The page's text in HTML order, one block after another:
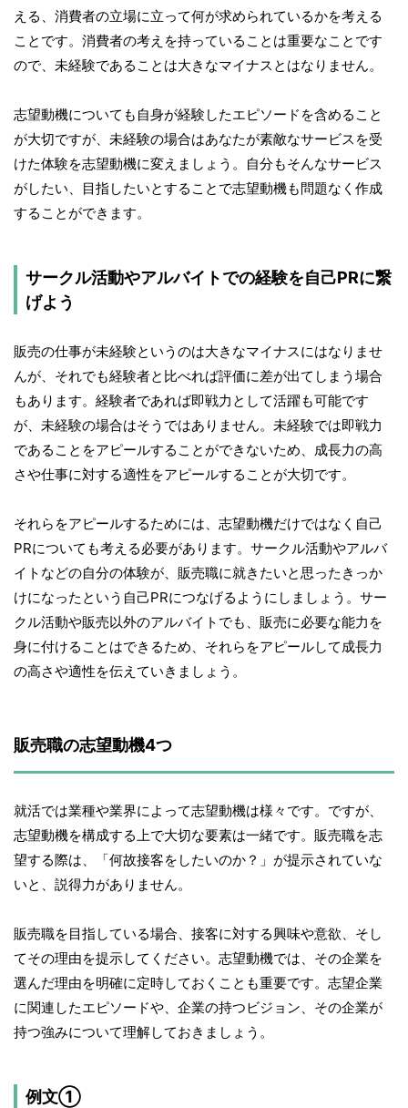
える、消費者の立場に立って何が求められているかを考える
ことです。消費者の考えを持っていることは重要なことです
ので、未経験であることは大きなマイナスとはなりません。
志望動機についても自身が経験したエピソードを含めること
が大切ですが、未経験の場合はあなたが素敵なサービスを受
けた体験を志望動機に変えましょう。自分もそんなサービス
がしたい、目指したいとすることで志望動機も問題なく作成
することができます。
サークル活動やアルバイトでの経験を自己PRに繋
げよう
販売の仕事が未経験というのは大きなマイナスにはなりませ
んが、それでも経験者と比べれば評価に差が出てしまう場合
もあります。経験者であれば即戦力として活躍も可能です
が、未経験の場合はそうではありません。未経験では即戦力
であることをアピールすることができないため、成長力の高
さや仕事に対する適性をアピールすることが大切です。
それらをアピールするためには、志望動機だけではなく自己
PRについても考える必要があります。サークル活動やアルバ
イトなどの自分の体験が、販売職に就きたいと思ったきっか
けになったという自己PRにつなげるようにしましょう。サー
クル活動や販売以外のアルバイトでも、販売に必要な能力を
身に付けることはできるため、それらをアピールして成長力
の高さや適性を伝えていきましょう。
販売職の志望動機4つ
就活では業種や業界によって志望動機は様々です。ですが、
志望動機を構成する上で大切な要素は一緒です。販売職を志
望する際は、「何故接客をしたいのか？」が提示されていな
いと、説得力がありません。
販売職を目指している場合、接客に対する興味や意欲、そし
てその理由を提示してください。志望動機では、その企業を
選んだ理由を明確に定時しておくことも重要です。志望企業
に関連したエピソードや、企業の持つビジョン、その企業が
持つ強みについて理解しておきましょう。
例文①